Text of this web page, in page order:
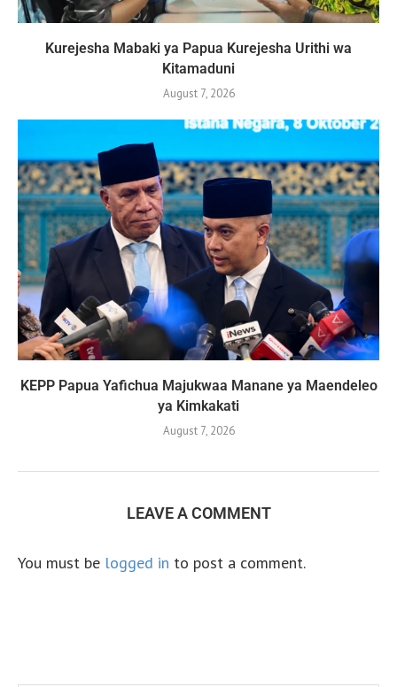
Kurejesha Mabaki ya Papua Kurejesha Urithi wa
Kitamaduni
August 7, 2026
KEPP Papua Yafichua Majukwaa Manane ya Maendeleo
ya Kimkakati
August 7, 2026
LEAVE A COMMENT
You must be logged in to post a comment.